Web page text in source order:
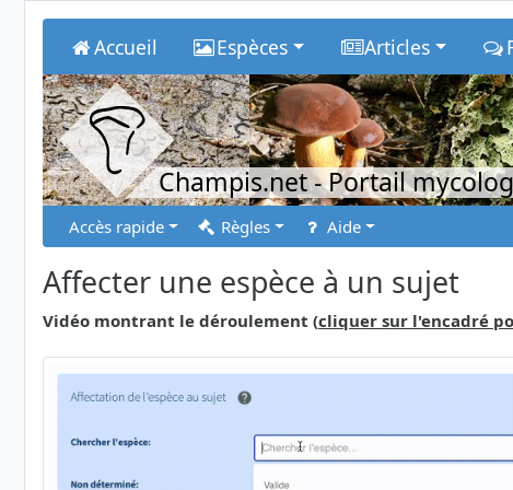
Accueil Espèces Articles
Champis.net- Portail
Accès rapide Règles Aide
Affecter une espèce à un sujet
Vidéo montrant le déroulement (cliquer sur l'encadré